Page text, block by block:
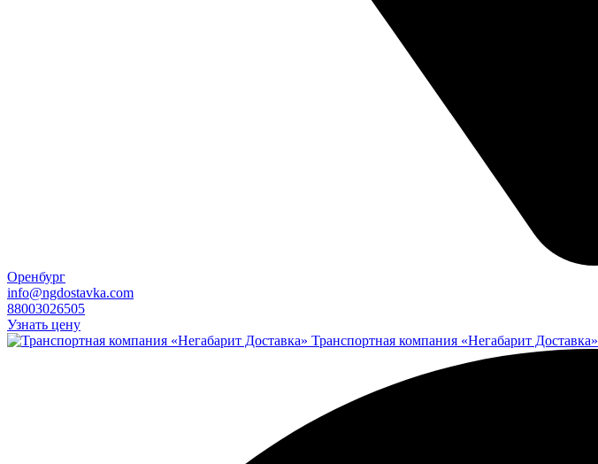
Оренбург
info@ngdostavka.com
88003026505
Узнать цену
Транспортная компания «Негабарит Доставка»